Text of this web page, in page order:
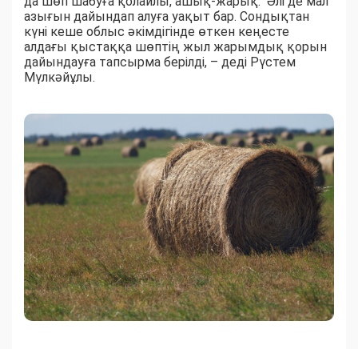
азығын дайындап алуға уақыт бар. Сондықтан
күні кеше облыс әкімдігінде өткен кеңесте
алдағы қыстаққа шөптің жыл жарымдық қорын
дайындауға тапсырма берілді, – деді Рүстем
Мүлкәйұлы.